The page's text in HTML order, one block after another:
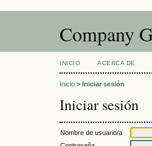
Company
INICIO ACERCA DE
Inicio > Iniciar sesión
Iniciar sesión
Nombre de usuario/a